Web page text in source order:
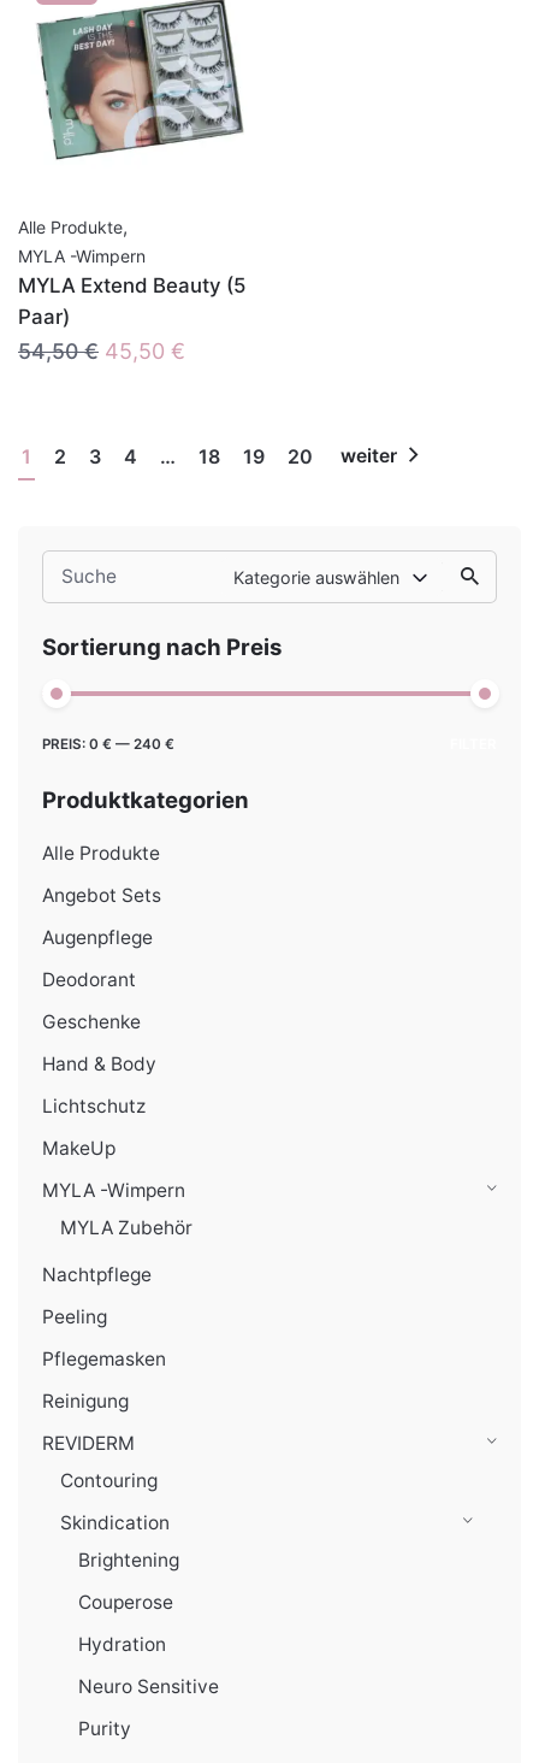
Search
for
Kategorie auswählen
Sortierung nach Preis
Min.
Max.
PREIS: 0 € — 240 €
Produktkategorien
Alle Produkte
Angebot Sets
Augenpflege
Deodorant
Geschenke
Hand & Body
Lichtschutz
MakeUp
MYLA -Wimpern
MYLA Zubehör
Nachtpflege
Peeling
Pflegemasken
Reinigung
REVIDERM
Contouring
Skindication
Brightening
Couperose
Hydration
Neuro Sensitive
Purity
Alle Produkte,
MYLA -Wimpern
MYLA Extend Beauty (5
Paar)
54,50€ Ursprünglicher
54,50 €
45,50 €
45,50 €.
1 2 3 4 … 18 19 20 weiter